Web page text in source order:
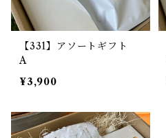
【331】アソートギフト
A
¥3,900